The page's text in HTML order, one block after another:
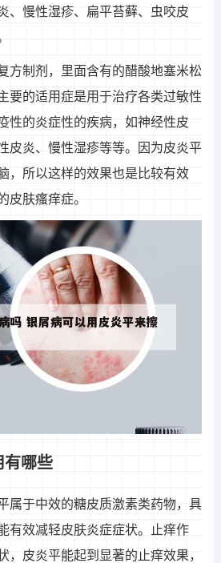
、慢性湿疹、扁平苔藓、虫咬皮
方制剂，里面含有的醋酸地塞米松
要的适用症是用于治疗各类过敏性
性的炎症性的疾病，如神经性皮
皮炎、慢性湿疹等等。因为皮炎平
，所以这样的效果也是比较有效
皮肤瘙痒症。
有哪些
属于中效的糖皮质激素类药物，具
有效减轻皮肤炎症症状。止痒作
，皮炎平能起到显著的止痒效果，